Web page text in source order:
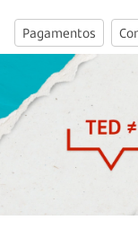
Pagamentos